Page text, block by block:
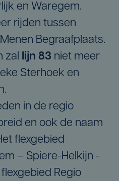
en Waregem.
rijden tussen
Begraafplaats.
zal lijn 83 niet meer
Sterhoek en
in de regio
en ook de naam
flexgebied
– Spiere-Helkijn -
Regio